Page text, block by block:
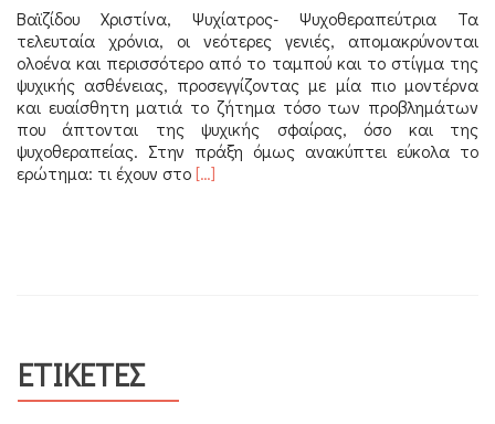
Βαϊζίδου Χριστίνα, Ψυχίατρος- Ψυχοθεραπεύτρια Τα
τελευταία χρόνια, οι νεότερες γενιές, απομακρύνονται
ολοένα και περισσότερο από το ταμπού και το στίγμα της
ψυχικής ασθένειας, προσεγγίζοντας με μία πιο μοντέρνα
και ευαίσθητη ματιά το ζήτημα τόσο των προβλημάτων
που άπτονται της ψυχικής σφαίρας, όσο και της
ψυχοθεραπείας. Στην πράξη όμως ανακύπτει εύκολα το
ερώτημα: τι έχουν στοΔιαβάστε
[…]
ΕΤΙΚΈΤΕΣ